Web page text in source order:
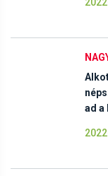
ad a